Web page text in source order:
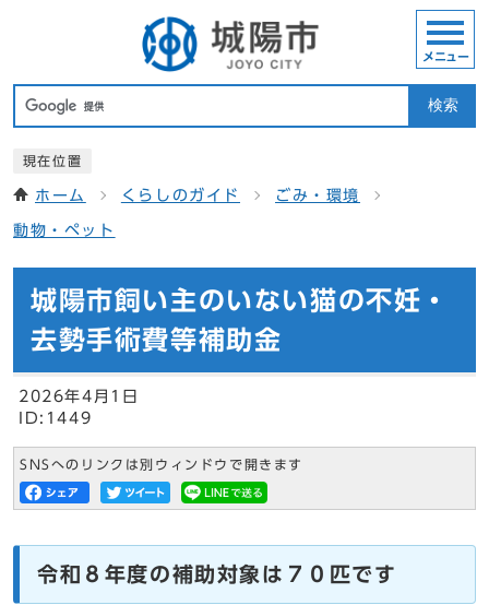
検索
メニュー
現在位置
ホーム くらしのガイド ごみ・環境
動物・ペット
城陽市飼い主のいない猫の不妊・
去勢手術費等補助金
2026年4月1日
ID:1449
SNSへのリンクは別ウィンドウで開きます
令和８年度の補助対象は７０匹です